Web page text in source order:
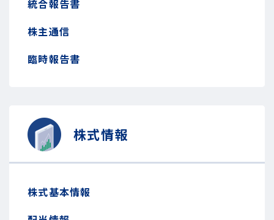
統合報告書
株主通信
臨時報告書
株式情報
株式基本情報